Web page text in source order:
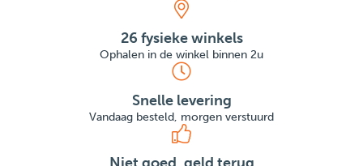
26 fysieke winkels
Ophalen in de winkel binnen 2u
Snelle levering
Vandaag besteld, morgen verstuurd